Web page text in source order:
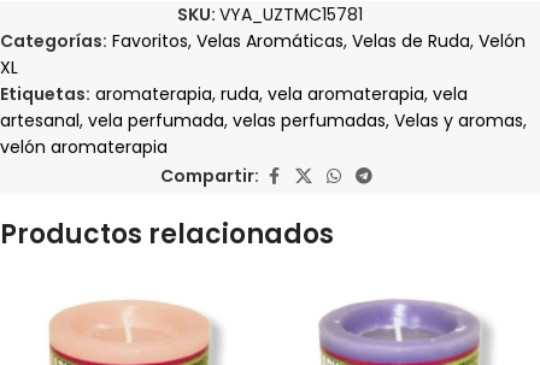
SKU: VYA_UZTMC15781
Categorías: Favoritos, Velas Aromáticas, Velas de Ruda, Velón
XL
Etiquetas: aromaterapia, ruda, vela aromaterapia, vela
artesanal, vela perfumada, velas perfumadas, Velas y aromas,
velón aromaterapia
Compartir:
Productos relacionados